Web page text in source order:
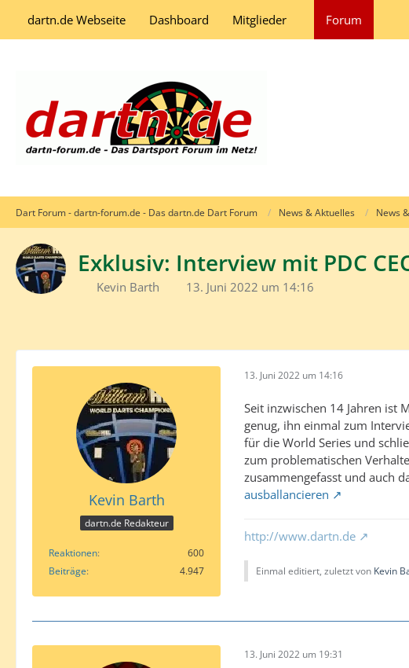
dartn.de Webseite Dashboard Mitglieder Forum
Dart Forum - dartn-forum.de - Das dartn.de Dart Forum News & Aktuelles News
Exklusiv: Interview mit PDC
Kevin Barth 13. Juni 2022 um 14:16
Kevin Barth
dartn.de Redakteur
Reaktionen
600
Beiträge
4.947
13. Juni 2022 um 14:16
Seit inzwischen 14 Jahren ist
genug, ihn einmal zum
für die World Series und
zum problematischen
zusammengefasst und auch
ausballancieren
http://www.dartn.de
Einmal editiert, zuletzt von Kevin
13. Juni 2022 um 19:31